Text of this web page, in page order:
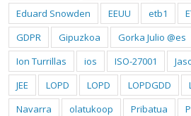
Eduard Snowden
EEUU etb1
GDPR
Gipuzkoa Gorka Julio @es
Ion Turrillas
ios ISO-27001
JEE
LOPD LOPD LOPDGDD
Navarra
olatukoop Pribatua